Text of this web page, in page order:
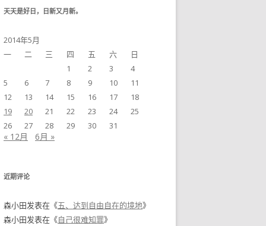
天天是好日，日新又月新。
2014年5月
一
二 三 四 五 六
日
1
2 3
4
5
6 7 8 9 10
11
12
13 14 15 16 17
18
19
20 21 22 23 24
25
26
27 28 29 30 31
« 12月 6月 »
近期评论
森小田发表在《五、达到自由自在的境地》
森小田发表在《自己很难知罪》